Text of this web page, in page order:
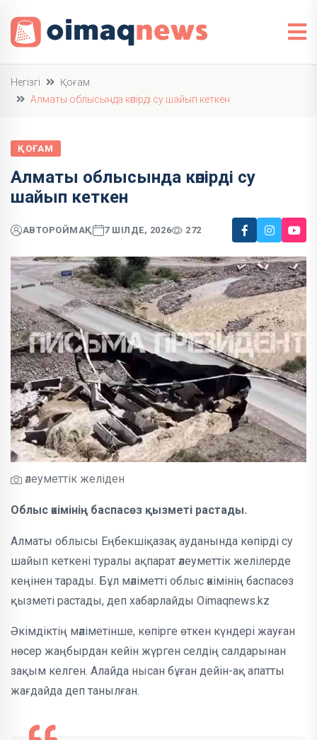
Негізгі
Қоғам
Алматы облысында көпірді су шайып кеткен
ҚОҒАМ
Алматы облысында көпірді су
шайып кеткен
АВТОРОЙМАҚ 7 ШІЛДЕ, 2026 272
әлеуметтік желіден
Облыс әкімінің баспасөз қызметі растады.
Алматы облысы Еңбекшіқазақ ауданында көпірді су
шайып кеткені туралы ақпарат әлеуметтік желілерде
кеңінен тарады. Бұл мәліметті облыс әкімінің баспасөз
қызметі растады, деп хабарлайды Oimaqnews.kz
Әкімдіктің мәліметінше, көпірге өткен күндері жауған
нөсер жаңбырдан кейін жүрген селдің салдарынан
зақым келген. Алайда нысан бұған дейін-ақ апатты
жағдайда деп танылған.